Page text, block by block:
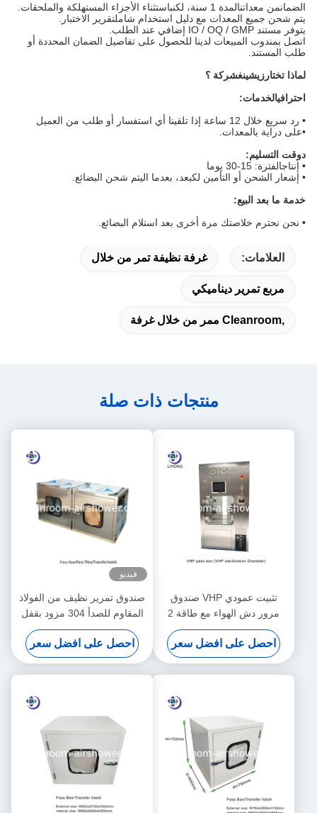
الضمانمن معداتنالمدة 1 سنة ، لكنباستثناء الأجزاء المستهلكة والملحقات.
يتم شحن جميع المعدات مع دليل استخدام شاملتقرير الاختبار.
يتوفر مستند IO / OQ / GMP إضافي عند الطلب.
اتصل بمندوب المبيعات لدينا للحصول على تفاصيل الضمان المحددة أو
طلب المستند.
لماذا تختار زيشينغشركة ؟
احترافيالخدمات:
• رد سريع خلال 12 ساعة إذا تلقينا أي استفسار أو طلب من العميل
•على دراية بالمعدات.
دوقت التسليم:
• إنتاجالفترة: 15-30 يوما
• إشعار الشحن أو التأمين لكبعد، بعدما اليتم شحن البضائع.
خدمة ما بعد البيع:
• نحن نحترم خلاصتك مرة أخرى بعد استلام البضائع.
العلامات: غرفة نظيفة تمر من خلال
مربع تمرير ديناميكي
,cleanroom ممر من خلال غرفة
منتجات ذات صلة
تثبيت عمودي VHP صندوق
مرور دش الهواء مع طاقة 2
كيلوواط للتعقيم
احصل على افضل سعر
فيديو
صندوق تمرير نظيف من الفولاذ
المقاوم للصدأ 304 مزود بقفل
ميكانيكي / كهربائي
احصل على افضل سعر